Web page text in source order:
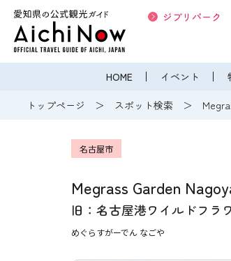
HOME イベント
ジブリパーク
トップページ スポット検索
名古屋市
Megrass Garden
旧：名古屋港ワイルドフラ
めぐらすがーでん なごや